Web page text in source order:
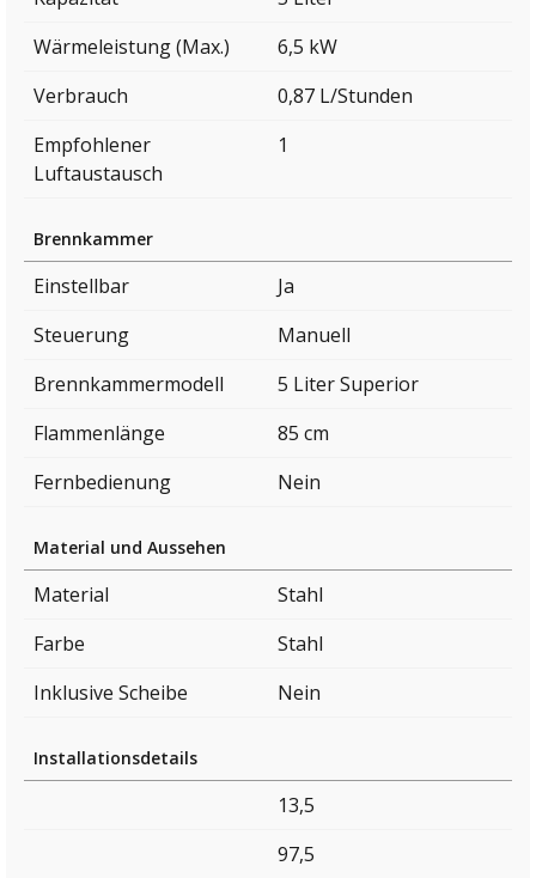
Wärmeleistung (Max.)
6,5 kW
Verbrauch
0,87 L/Stunden
Empfohlener
Luftaustausch
1
Brennkammer
Einstellbar
Ja
Steuerung
Manuell
Brennkammermodell
5 Liter Superior
Flammenlänge
85 cm
Fernbedienung
Nein
Material und Aussehen
Material
Stahl
Farbe
Stahl
Inklusive Scheibe
Nein
Installationsdetails
13,5
97,5